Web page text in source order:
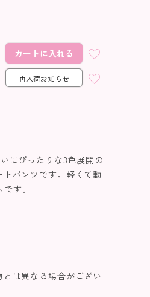
カートに入れる
再入荷お知らせ
にぴったりな3色展開の
パンツです。軽くて動
す。
は異なる場合がござい